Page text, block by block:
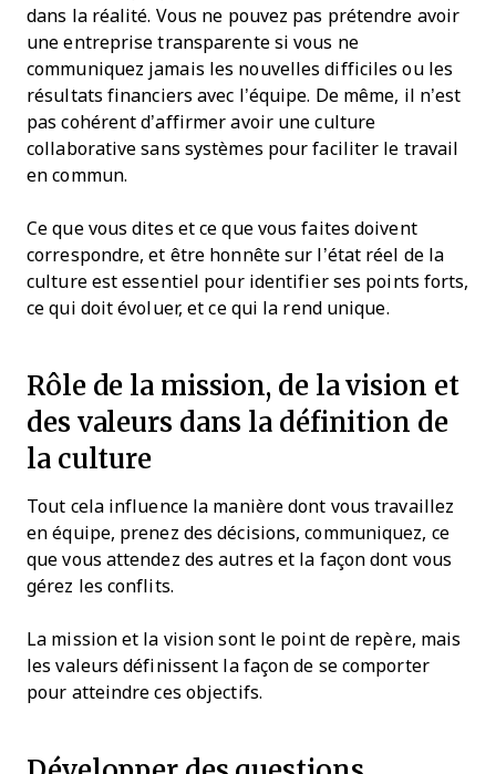
dans la réalité. Vous ne pouvez pas prétendre avoir
une entreprise transparente si vous ne
communiquez jamais les nouvelles difficiles ou les
résultats financiers avec l’équipe. De même, il n’est
pas cohérent d’affirmer avoir une culture
collaborative sans systèmes pour faciliter le travail
en commun.
Ce que vous dites et ce que vous faites doivent
correspondre, et être honnête sur l’état réel de la
culture est essentiel pour identifier ses points forts,
ce qui doit évoluer, et ce qui la rend unique.
Rôle de la mission, de la vision et
des valeurs dans la définition de
la culture
Tout cela influence la manière dont vous travaillez
en équipe, prenez des décisions, communiquez, ce
que vous attendez des autres et la façon dont vous
gérez les conflits.
La mission et la vision sont le point de repère, mais
les valeurs définissent la façon de se comporter
pour atteindre ces objectifs.